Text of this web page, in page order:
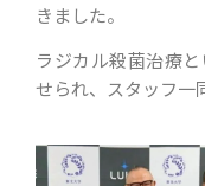
きました。
ラジカル殺菌治療
せられ、スタッフ一